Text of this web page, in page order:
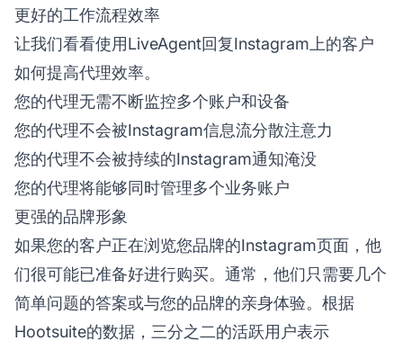
更好的工作流程效率
让我们看看使用LiveAgent回复Instagram上的客户
如何提高代理效率。
您的代理无需不断监控多个账户和设备
您的代理不会被Instagram信息流分散注意力
您的代理不会被持续的Instagram通知淹没
您的代理将能够同时管理多个业务账户
更强的品牌形象
如果您的客户正在浏览您品牌的Instagram页面，他
们很可能已准备好进行购买。通常，他们只需要几个
简单问题的答案或与您的品牌的亲身体验。根据
Hootsuite的数据，三分之二的活跃用户表示